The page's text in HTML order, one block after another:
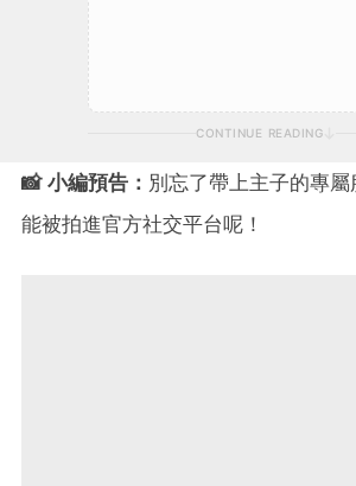
CONTINUE READING
📸 小編預告： 別忘了帶上主子的專
能被拍進官方社交平台呢！